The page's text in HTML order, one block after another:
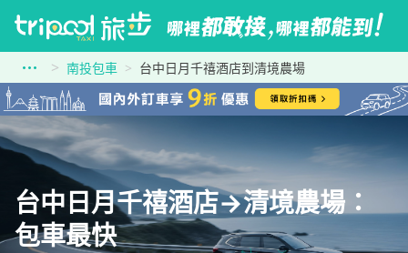
南投包車 台中日月千禧酒店到清境農場
台中日月千禧酒店→清境農場：
包車最快